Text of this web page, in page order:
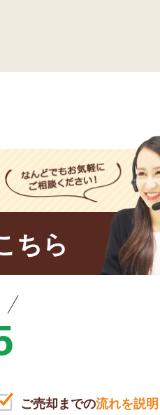
ちら
ご売却までの流れを説明